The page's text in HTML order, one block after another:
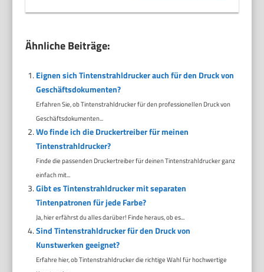
Ähnliche Beiträge:
Eignen sich Tintenstrahldrucker auch für den Druck von
Geschäftsdokumenten?
Erfahren Sie, ob Tintenstrahldrucker für den professionellen Druck von
Geschäftsdokumenten...
Wo finde ich die Druckertreiber für meinen
Tintenstrahldrucker?
Finde die passenden Druckertreiber für deinen Tintenstrahldrucker ganz
einfach mit...
Gibt es Tintenstrahldrucker mit separaten
Tintenpatronen für jede Farbe?
Ja, hier erfährst du alles darüber! Finde heraus, ob es...
Sind Tintenstrahldrucker für den Druck von
Kunstwerken geeignet?
Erfahre hier, ob Tintenstrahldrucker die richtige Wahl für hochwertige